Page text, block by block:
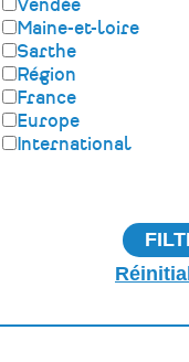
Maritime, fluvial et
lacustre
Paysage, forêt,
géologique
Généraliste
Autre
Vendée
Maine-et-loire
Sarthe
Région
France
Europe
International